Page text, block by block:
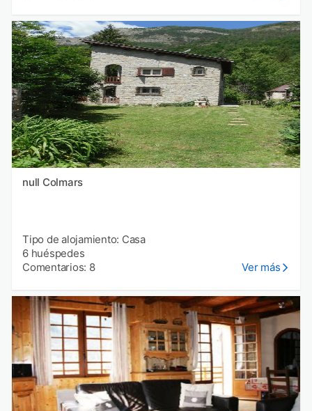
null Colmars
Tipo de alojamiento: Casa
6 huéspedes
Comentarios: 8
Ver más